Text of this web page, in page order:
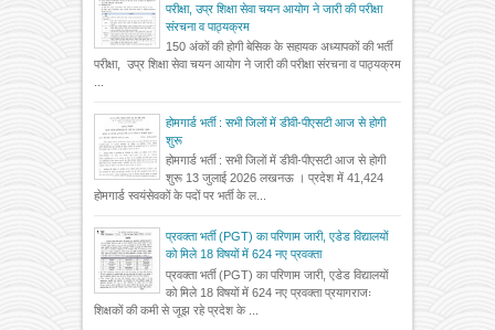
परीक्षा, उप्र शिक्षा सेवा चयन आयोग ने जारी की परीक्षा
संरचना व पाठ्यक्रम
150 अंकों की होगी बेसिक के सहायक अध्यापकों की भर्ती
परीक्षा, उप्र शिक्षा सेवा चयन आयोग ने जारी की परीक्षा संरचना व पाठ्यक्रम
होमगार्ड भर्ती : सभी जिलों में डीवी-पीएसटी आज से होगी
शुरू
होमगार्ड भर्ती : सभी जिलों में डीवी-पीएसटी आज से होगी
शुरू 13 जुलाई 2026 लखनऊ । प्रदेश में 41,424
होमगार्ड स्वयंसेवकों के पदों पर भर्ती के ल...
प्रवक्ता भर्ती (PGT) का परिणाम जारी, एडेड विद्यालयों
को मिले 18 विषयों में 624 नए प्रवक्ता
प्रवक्ता भर्ती (PGT) का परिणाम जारी, एडेड विद्यालयों
को मिले 18 विषयों में 624 नए प्रवक्ता प्रयागराजः
शिक्षकों की कमी से जूझ रहे प्रदेश के ...